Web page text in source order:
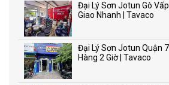
Đại Lý Sơn Jotun Gò
Giao Nhanh | Tavaco
Đại Lý Sơn Jotun Quận
Hàng 2 Giờ | Tavaco